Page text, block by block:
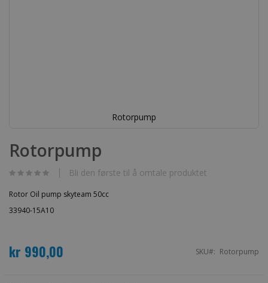
Rotorpump
til
begynnelsen
bildegalleri
Rotorpump
Bli den første til å omtale produktet
Rotor Oil pump skyteam 50cc
33940-15A10
kr 990,00 SKU Rotorpump